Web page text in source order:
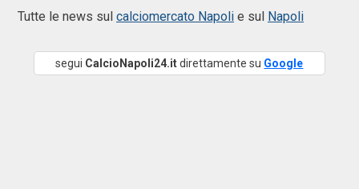
Tutte le news sul calciomercato Napoli e sul Napoli
segui CalcioNapoli24.itdirettamente su Google